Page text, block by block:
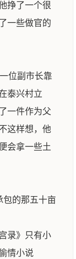
挣了一个很
一些做官的
位副市长靠
泰兴村立
一件作为父
这样想，他
会拿一些土
的那五十亩
录》只有小
情小说